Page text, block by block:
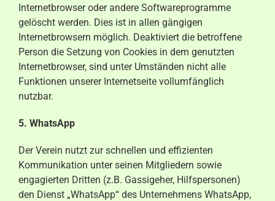
Internetbrowser oder andere Softwareprogramme
gelöscht werden. Dies ist in allen gängigen
Internetbrowsern möglich. Deaktiviert die betroffene
Person die Setzung von Cookies in dem genutzten
Internetbrowser, sind unter Umständen nicht alle
Funktionen unserer Internetseite vollumfänglich
nutzbar.
5. WhatsApp
Der Verein nutzt zur schnellen und effizienten
Kommunikation unter seinen Mitgliedern sowie
engagierten Dritten (z.B. Gassigeher, Hilfspersonen)
den Dienst „WhatsApp“ des Unternehmens WhatsApp,